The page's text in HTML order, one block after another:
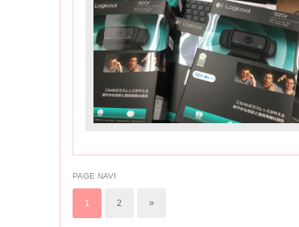
PAGE NAVI
1 2 »